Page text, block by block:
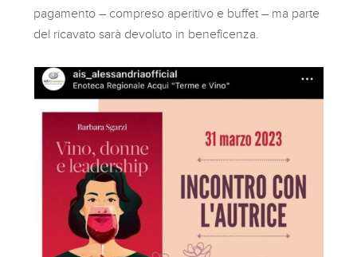
pagamento – compreso aperitivo e buffet – ma parte
del ricavato sarà devoluto in beneficenza.